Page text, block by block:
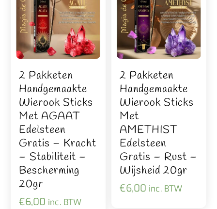
2 Pakketen
Handgemaakte
Wierook Sticks
Met AGAAT
Edelsteen
Gratis – Kracht
– Stabiliteit –
Bescherming
20gr
€6,00 inc. BTW
2 Pakketen
Handgemaakte
Wierook Sticks
Met
AMETHIST
Edelsteen
Gratis – Rust –
Wijsheid 20gr
€6,00 inc. BTW